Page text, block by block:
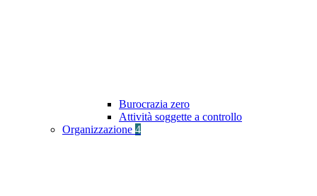
Burocrazia zero
Attività soggette a controllo
Organizzazione 4